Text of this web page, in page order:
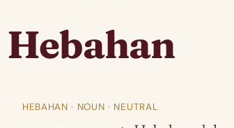
Hebahan
HEBAHAN · NOUN · NEUTRAL